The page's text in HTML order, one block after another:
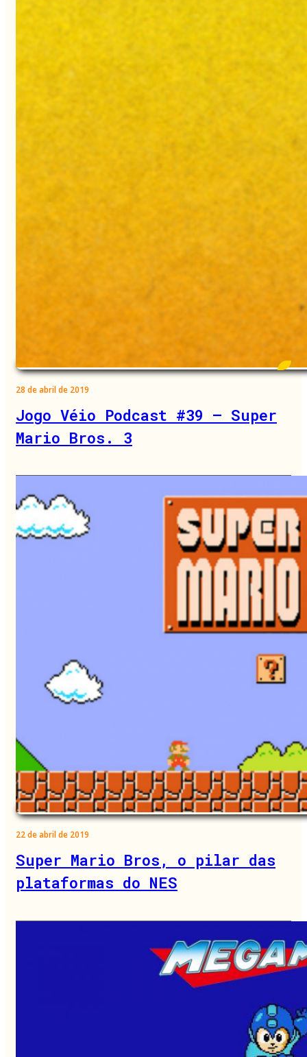
28 de abril de 2019
Jogo Véio Podcast #39 – Super
Mario Bros. 3
22 de abril de 2019
Super Mario Bros, o pilar das
plataformas do NES